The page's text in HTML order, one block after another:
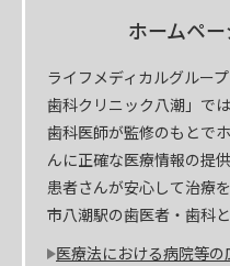
ホームペ
ライフメディカルグルー
歯科クリニック八潮」で
歯科医師が監修のもとで
んに正確な医療情報の提
患者さんが安心して治療
市八潮駅の歯医者・歯科
医療法における病院等